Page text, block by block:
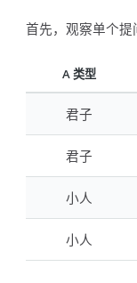
首先，观察单个提
A 类型
君子
君子
小人
小人